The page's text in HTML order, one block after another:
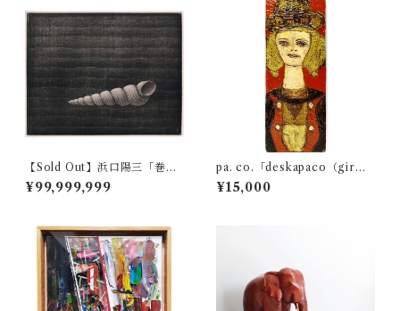
【Sold Out】浜口陽三「巻
貝」
¥99,999,999
pa. co.「deskapaco（gir
l）」
¥15,000